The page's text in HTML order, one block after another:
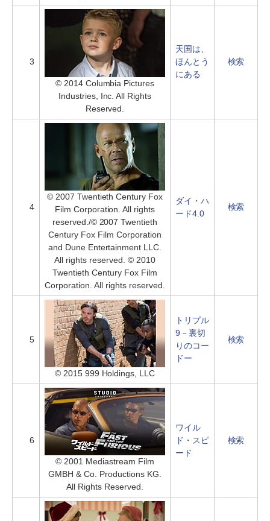
3
© 2014 Columbia Pictures
Industries, Inc. All Rights
Reserved.
天国は、
ほんとう
にある
検索
4
© 2007 Twentieth Century Fox
Film Corporation. All rights
reserved./© 2007 Twentieth
Century Fox Film Corporation
and Dune Entertainment LLC.
All rights reserved. © 2010
Twentieth Century Fox Film
Corporation. All rights reserved.
ダイ・ハ
ード4.0
検索
5
© 2015 999 Holdings, LLC
トリプル
9－裏切
りのコー
ドー
検索
6
© 2001 Mediastream Film
GMBH & Co. Productions KG.
All Rights Reserved.
ワイル
ド・スピ
ード
検索